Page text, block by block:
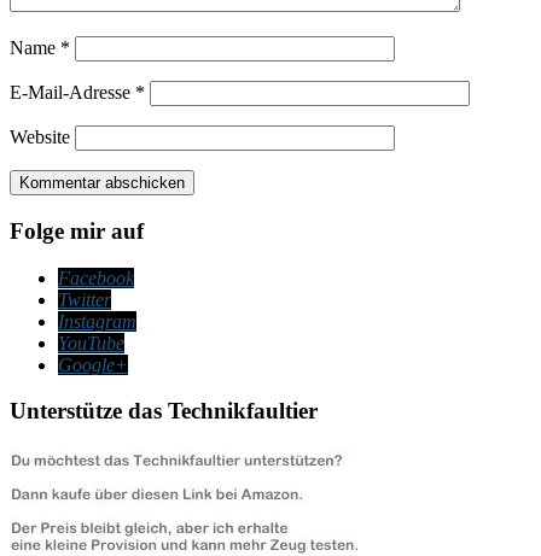
Name *
E-Mail-Adresse *
Website
Folge mir auf
Facebook
Twitter
Instagram
YouTube
Google+
Unterstütze das Technikfaultier